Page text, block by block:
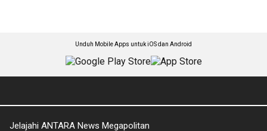
Unduh Mobile Apps untuk iOS dan Android
Jelajahi ANTARA News Megapolitan